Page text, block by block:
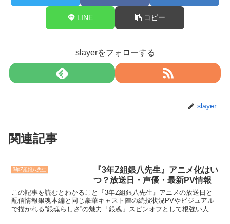
LINE コピー
slayerをフォローする
slayer
関連記事
3年Z組銀八先生
『3年Z組銀八先生』アニメ化はい
つ？放送日・声優・最新PV情報
この記事を読むとわかること『3年Z組銀八先生』アニメの放送日と
配信情報銀魂本編と同じ豪華キャスト陣の続投状況PVやビジュアル
で描かれる“銀魂らしさ”の魅力「銀魂」スピンオフとして根強い人気